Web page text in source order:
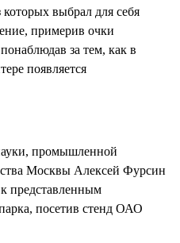
выбрал для себя
примерив очки
за тем, как в
появляется
промышленной
Москвы Алексей Фурсин
представленным
посетив стенд ОАО